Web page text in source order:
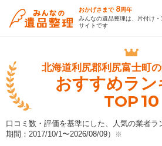
おかげさまで 8周年
みんなの遺品整理は、片付け
サイトです
北海道利尻郡利尻富士町の
おすすめラ
TOP10
口コミ数・評価を基準にした、人気の業者
期間：2017/10/1〜2026/08/09） ※